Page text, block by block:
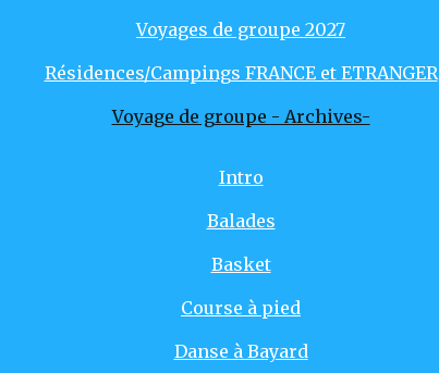
Voyages de groupe 2027
Résidences/Campings FRANCE et ETRANGER
Voyage de groupe - Archives-
Intro
Balades
Basket
Course à pied
Danse à Bayard